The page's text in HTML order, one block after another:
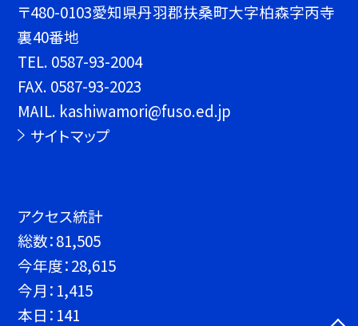
〒480-0103愛知県丹羽郡扶桑町大字柏森字丙寺
裏40番地
TEL. 0587-93-2004
FAX. 0587-93-2023
MAIL. kashiwamori@fuso.ed.jp
サイトマップ
アクセス統計
総数：81,505
今年度：28,615
今月： 1,415
本日： 141